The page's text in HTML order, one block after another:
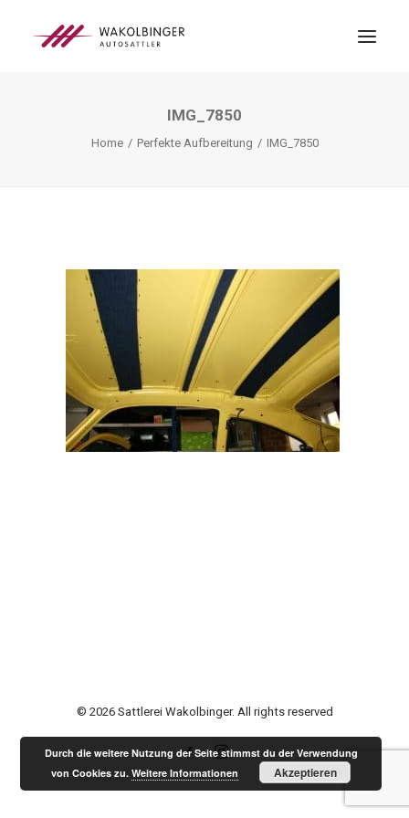
LEISTUNGEN
SEARCH
IMG_7850
Home Perfekte Aufbereitung IMG_7850
© 2026 Sattlerei Wakolbinger. All rights reserved
Durch die weitere Nutzung der Seite stimmst du der Verwendung
von Cookies zu.Weitere Informationen Akzeptieren